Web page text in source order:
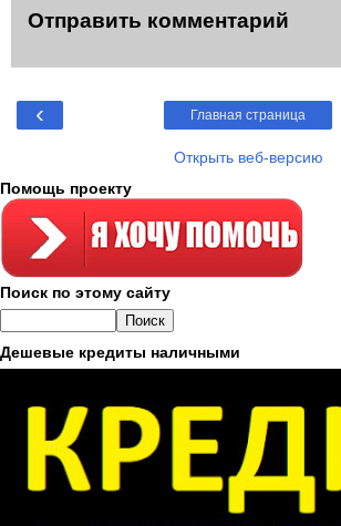
Отправить комментарий
‹ Главная страница
Открыть веб-версию
Помощь проекту
Поиск по этому сайту
Дешевые кредиты наличными